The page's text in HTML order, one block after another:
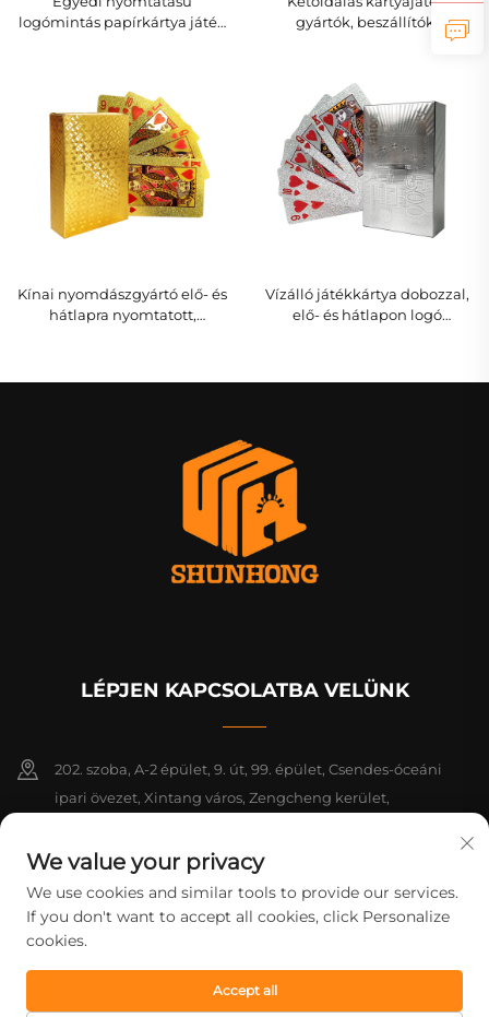
logómintás papírkártya játék
gyártók, beszállítók,
kártyajáték, játszókártya,
csomagolás nyomtatás
felnőtteknek, pároknak
Kínai nyomdászgyártó elő- és
hátlapra nyomtatott,
Vízálló játékkártya dobozzal,
elő- és hátlapon logó
LÉPJEN KAPCSOLATBA VELÜNK
202. szoba, A-2 épület, 9. út, 99. épület, Csendes-óceáni
ipari övezet, Xintang város, Zengcheng kerület,
+86-18925142858
[email protected]
Szerzői jog © 2026 Guangzhou Shunhong Printing Co., Ltd. Minden
jog fenntartva. Adatvédelmi irányelvek
We value your privacy
We use cookies and similar tools to provide our services.
If you don't want to accept all cookies, click Personalize
cookies.
Accept all